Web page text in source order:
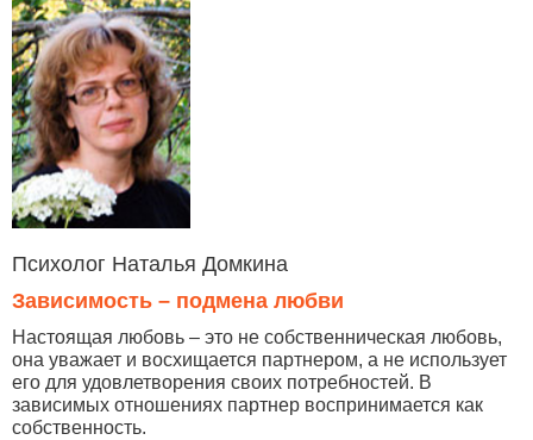
Психолог Наталья Домкина
Зависимость – подмена любви
Настоящая любовь – это не собственническая любовь,
она уважает и восхищается партнером, а не использует
его для удовлетворения своих потребностей. В
зависимых отношениях партнер воспринимается как
собственность.